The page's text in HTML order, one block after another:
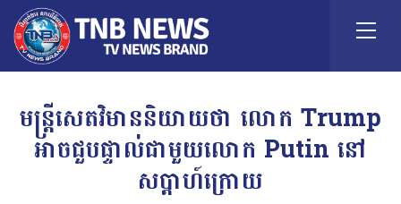
មន្ត្រីសេតវិមាននិយាយថា លោក Trump
អាចជួបផ្ទាល់ជាមួយលោក Putin នៅ
សប្តាហ៍ក្រោយ